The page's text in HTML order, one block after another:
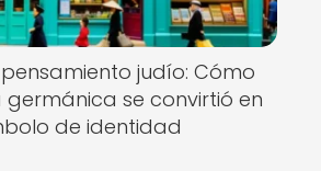
pensamiento judío: Cómo
se convirtió en
de identidad